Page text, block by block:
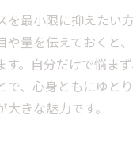
を最小限に抑えたい
や量を伝えておくと
す。自分だけで悩ま
で、心身ともにゆと
きな魅力です。